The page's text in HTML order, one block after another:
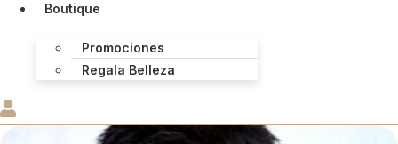
Boutique
Promociones
Regala Belleza